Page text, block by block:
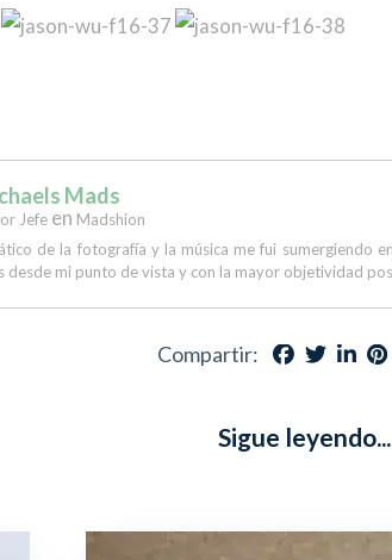
Mads
Jefe en Madshion
de la fotografía y la música me fui sumergiendo
desde mi punto de vista y con la mayor objetividad
Compartir:
Sigue leyendo...